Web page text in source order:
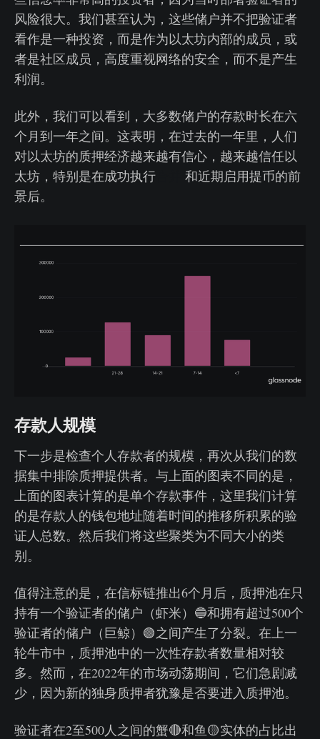
风险很大。我们甚至认为，这些储户并不把验证者
看作是一种投资，而是作为以太坊内部的成员，或
者是社区成员，高度重视网络的安全，而不是产生
利润。
此外，我们可以看到，大多数储户的存款时长在六
个月到一年之间。这表明，在过去的一年里，人们
对以太坊的质押经济越来越有信心，越来越信任以
太坊，特别是在成功执行
和近期启用提币的前
景后。
存款人规模
下一步是检查个人存款者的规模，再次从我们的数
据集中排除质押提供者。与上面的图表不同的是，
上面的图表计算的是单个存款事件，这里我们计算
的是存款人的钱包地址随着时间的推移所积累的验
证人总数。然后我们将这些聚类为不同大小的类
别。
值得注意的是，在信标链推出6个月后，质押池在只
持有一个验证者的储户（虾米）🔵和拥有超过500个
验证者的储户（巨鲸）🟢之间产生了分裂。在上一
轮牛市中，质押池中的一次性存款者数量相对较
多。然而，在2022年的市场动荡期间，它们急剧减
少，因为新的独身质押者犹豫是否要进入质押池。
验证者在2至500人之间的蟹🔴和鱼🟡实体的占比出